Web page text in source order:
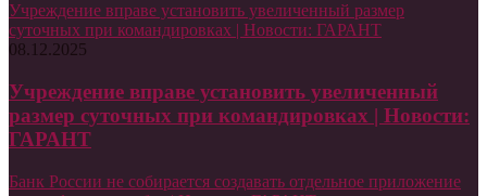
Учреждение вправе установить увеличенный размер
суточных при командировках | Новости: ГАРАНТ
08.12.2025
Учреждение вправе установить увеличенный
размер суточных при командировках | Новости:
ГАРАНТ
Банк России не собирается создавать отдельное приложение